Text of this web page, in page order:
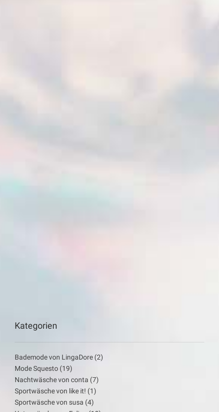
Kategorien
Bademode von LingaDore (2)
Mode Squesto (19)
Nachtwäsche von conta (7)
Sportwäsche von like it! (1)
Sportwäsche von susa (4)